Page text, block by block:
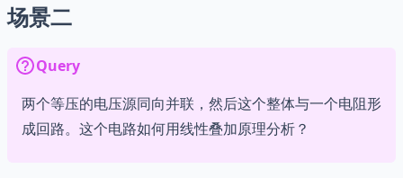
场景二
Query
两个等压的电压源同向并联，然后这个整体与一个电阻形
成回路。这个电路如何用线性叠加原理分析？